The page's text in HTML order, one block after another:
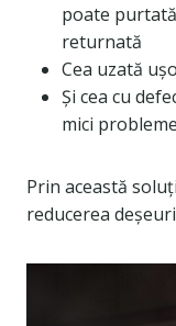
poate
returnată
Cea uzată
Și cea cu
mici
Prin această
reducerea